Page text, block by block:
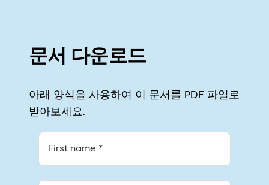
문서 다운로드
아래 양식을 사용하여 이 문서를 PDF 파일로
받아보세요.
First name